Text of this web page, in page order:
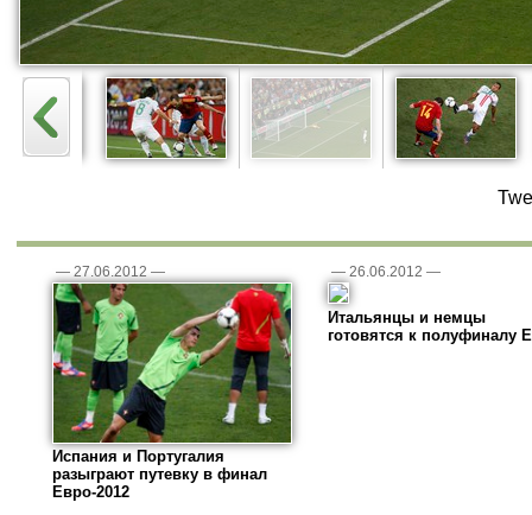
— 27.06.2012 —
Испания и Португалия
разыграют путевку в финал
Евро-2012
— 26.06.2012 —
Итальянцы и немцы
готовятся к полуфиналу